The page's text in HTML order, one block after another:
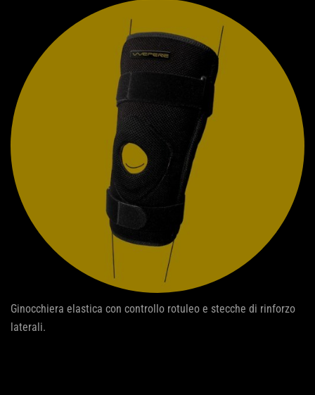
Ginocchiera elastica con controllo rotuleo e stecche di rinforzo
laterali.